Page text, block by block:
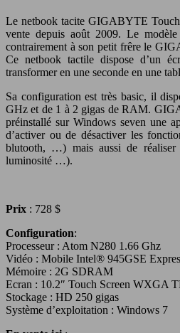
Le netbook tacite GIGABYTE
vente depuis août 2009. Le
contrairement à son petit frêre le
Ce netbook tactile dispose d’un
transformer en une seconde en une
Sa configuration est très basic, il
GHz et de 1 à 2 gigas de RAM.
préinstallé sur Windows seven une
d’activer ou de désactiver les
blutooth, …) mais aussi de réaliser
luminosité …).
Prix : 728 $
Configuration:
Processeur : Atom N280 1.66 Ghz
Vidéo : Mobile Intel® 945GSE
Mémoire : 2G SDRAM
Ecran : 10.2″ Touch Screen WXGA
Stockage : HD 250 gigas
Système d’exploitation : Windows 7